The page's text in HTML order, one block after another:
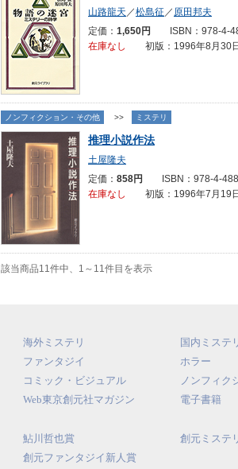
山路龍天 ／松島征／ 原田邦夫
定価： 1,650円
ISBN：978-4-
在庫なし
初版：1996年8月30日
ノンフィクション・その他 >> ミステリ
推理小説作法
土屋隆夫
定価： 858円
ISBN：978-4-
在庫なし
初版：1996年7月19日
該当商品11件中、1～11件目を表示
海外ミステリ 国内ミステ
ファンタジイ
ホラー
コミック・ビジュアル
ノンフィク
Web東京創元社マガジン
電子書籍
鮎川哲也賞 創元ミステ
創元ファンタジイ新人賞